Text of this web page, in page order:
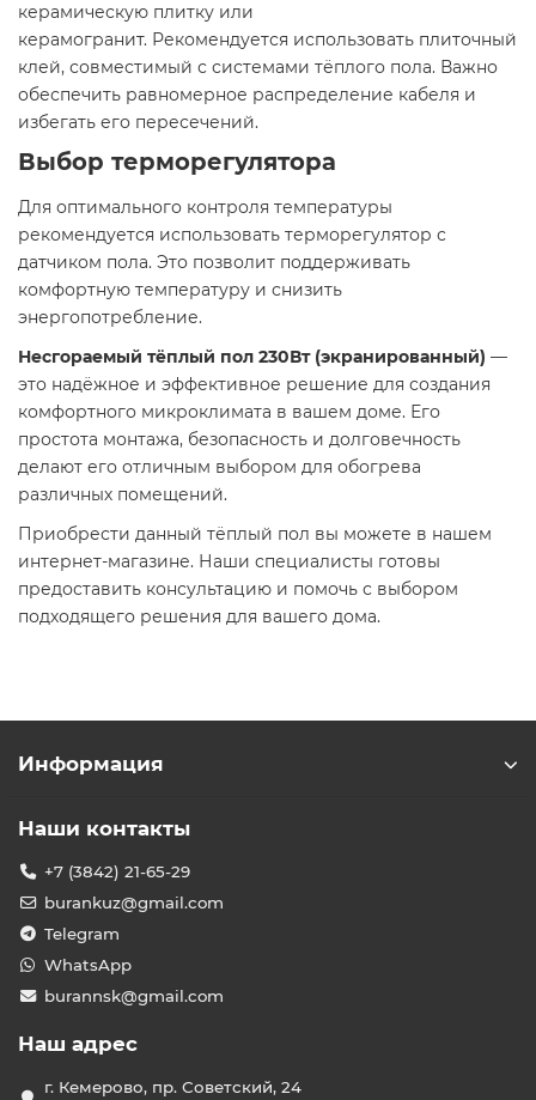
керамическую плитку или
керамогранит. Рекомендуется использовать плиточный
клей, совместимый с системами тёплого пола. Важно
обеспечить равномерное распределение кабеля и
избегать его пересечений.
Выбор терморегулятора
Для оптимального контроля температуры
рекомендуется использовать терморегулятор с
датчиком пола. Это позволит поддерживать
комфортную температуру и снизить
энергопотребление.
Несгораемый тёплый пол 230Вт (экранированный) —
это надёжное и эффективное решение для создания
комфортного микроклимата в вашем доме. Его
простота монтажа, безопасность и долговечность
делают его отличным выбором для обогрева
различных помещений.
Приобрести данный тёплый пол вы можете в нашем
интернет-магазине. Наши специалисты готовы
предоставить консультацию и помочь с выбором
подходящего решения для вашего дома.
Информация
Наши контакты
+7 (3842) 21-65-29
burankuz@gmail.com
Telegram
WhatsApp
burannsk@gmail.com
Наш адрес
г. Кемерово, пр. Советский, 24